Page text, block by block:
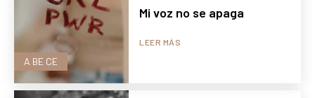
A BE CE
Mi voz no se apaga
LEER MÁS